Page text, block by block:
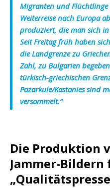
Migranten und
Weiterreise nach Europa
produziert, die man sich
Seit Freitag früh haben
die Landgrenze zu
Zahl, zu Bulgarien
türkisch-griechischen
Pazarkule/Kastanies sind
versammelt.“
Die Produktion
Jammer-Bildern